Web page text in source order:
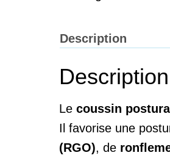
Description
Description
Le coussin
Il favorise une
(RGO), de